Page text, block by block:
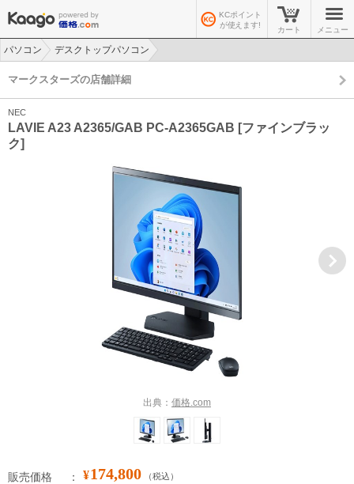
KCポイント
が使えます!
カート メニュー
パソコン
デスクトップパソコン
マークスターズの店舗詳細
NEC
LAVIE A23 A2365/GAB PC-A2365GAB [ファインブラッ
ク]
出典： 価格.com
販売価格 ¥174,800 （税込）